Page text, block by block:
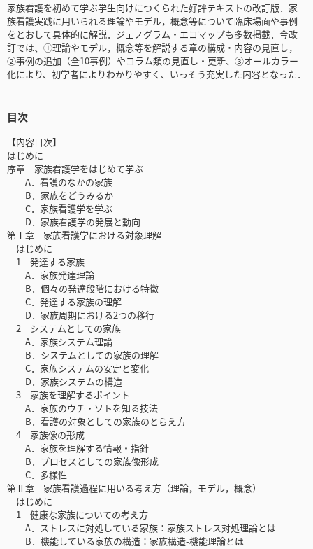
家族看護を初めて学ぶ学生向けにつくられた好評テキストの改訂版．家
族看護実践に用いられる理論やモデル，概念等について臨床場面や事例
をとおして具体的に解説．ジェノグラム・エコマップも多数掲載．今改
訂では、①理論やモデル，概念等を解説する章の構成・内容の見直し，
②事例の追加（全10事例）やコラム類の見直し・更新、③オールカラー
化により、初学者によりわかりやすく、いっそう充実した内容となった．
目次
【内容目次】
はじめに
序章 家族看護学をはじめて学ぶ
A．看護のなかの家族
B．家族をどうみるか
C．家族看護学を学ぶ
D．家族看護学の発展と動向
第Ⅰ章 家族看護学における対象理解
はじめに
1 発達する家族
A．家族発達理論
B．個々の発達段階における特徴
C．発達する家族の理解
D．家族周期における2つの移行
2 システムとしての家族
A．家族システム理論
B．システムとしての家族の理解
C．家族システムの安定と変化
D．家族システムの構造
3 家族を理解するポイント
A．家族のウチ・ソトを知る技法
B．看護の対象としての家族のとらえ方
4 家族像の形成
A．家族を理解する情報・指針
B．プロセスとしての家族像形成
C．多様性
第Ⅱ章 家族看護過程に用いる考え方（理論，モデル，概念）
はじめに
1 健康な家族についての考え方
A．ストレスに対処している家族：家族ストレス対処理論とは
B．機能している家族の構造：家族構造-機能理論とは